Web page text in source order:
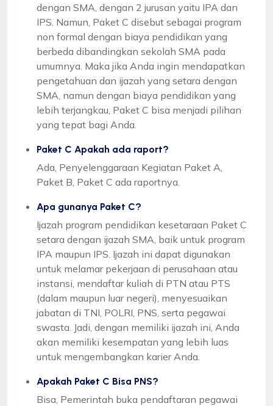
dengan SMA, dengan 2 jurusan yaitu IPA dan
IPS. Namun, Paket C disebut sebagai program
non formal dengan biaya pendidikan yang
berbeda dibandingkan sekolah SMA pada
umumnya. Maka jika Anda ingin mendapatkan
pengetahuan dan ijazah yang setara dengan
SMA, namun dengan biaya pendidikan yang
lebih terjangkau, Paket C bisa menjadi pilihan
yang tepat bagi Anda.
Paket C Apakah ada raport?
Ada, Penyelenggaraan Kegiatan Paket A,
Paket B, Paket C ada raportnya.
Apa gunanya Paket C?
Ijazah program pendidikan kesetaraan Paket C
setara dengan ijazah SMA, baik untuk program
IPA maupun IPS. Ijazah ini dapat digunakan
untuk melamar pekerjaan di perusahaan atau
instansi, mendaftar kuliah di PTN atau PTS
(dalam maupun luar negeri), menyesuaikan
jabatan di TNI, POLRI, PNS, serta pegawai
swasta. Jadi, dengan memiliki ijazah ini, Anda
akan memiliki kesempatan yang lebih luas
untuk mengembangkan karier Anda.
Apakah Paket C Bisa PNS?
Bisa, Pemerintah buka pendaftaran pegawai